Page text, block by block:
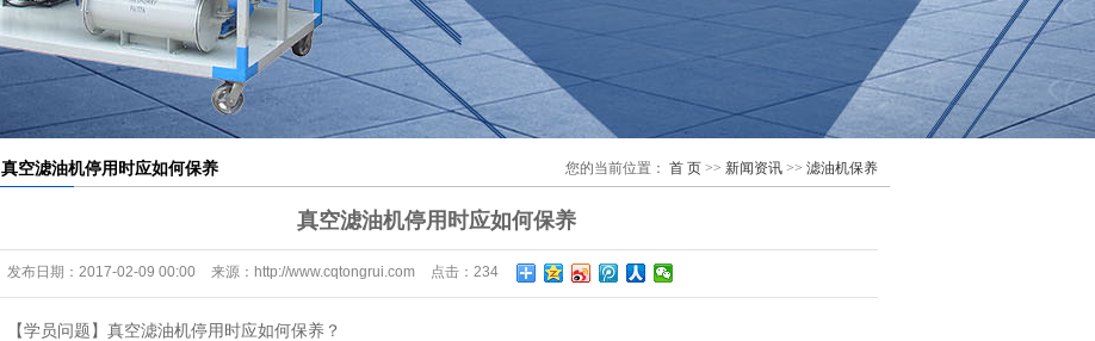
红外线液位控制器
真空滤油机停用时应如何保养 您的当前位置： 首 页 >> 新闻资讯 >> 滤油机保养
真空滤油机停用时应如何保养
发布日期： 2017-02-09 00:00 来源： http://www.cqtongrui.com 点击： 234
【学员问题】真空滤油机停用时应如何保养？